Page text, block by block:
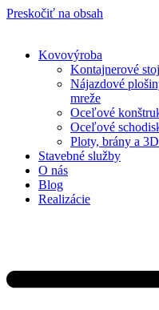
Preskočiť na obsah
Kovovýroba
Kontajnerové
Nájazdové
mreže
Oceľové
Oceľové
Ploty, brány a
Stavebné služby
O nás
Blog
Realizácie